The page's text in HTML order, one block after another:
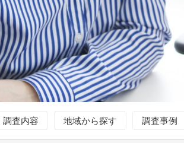
調査内容 地域から探す 調査事例